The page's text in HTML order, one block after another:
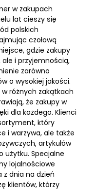
w zakupach
lat cieszy się
polskich
czołową
gdzie zakupy
i przyjemnością,
zarówno
o wysokiej jakości.
różnych zakątkach
że zakupy w
dla każdego. Klienci
który
i warzywa, ale także
artykułów
użytku. Specjalne
lojalnościowe
z dnia na dzień
klientów, którzy